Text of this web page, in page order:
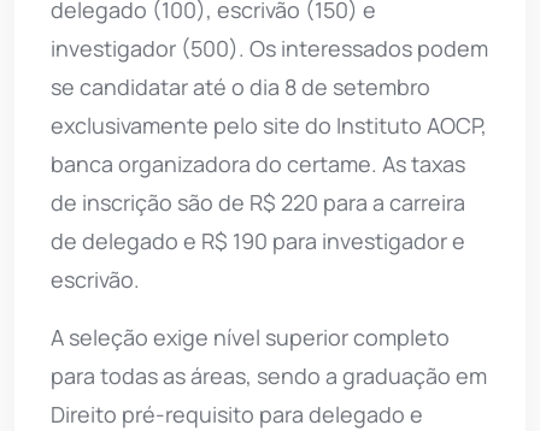
delegado (100), escrivão (150) e
investigador (500). Os interessados podem
se candidatar até o dia 8 de setembro
exclusivamente pelo site do Instituto AOCP,
banca organizadora do certame. As taxas
de inscrição são de R$ 220 para a carreira
de delegado e R$ 190 para investigador e
escrivão.
A seleção exige nível superior completo
para todas as áreas, sendo a graduação em
Direito pré-requisito para delegado e